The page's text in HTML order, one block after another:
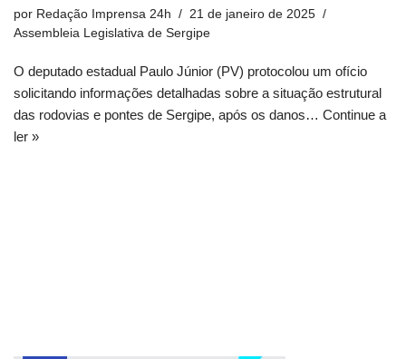
por Redação Imprensa 24h
21 de janeiro de 2025
Assembleia Legislativa de Sergipe
O deputado estadual Paulo Júnior (PV) protocolou um ofício
solicitando informações detalhadas sobre a situação estrutural
das rodovias e pontes de Sergipe, após os danos… Continue a
ler »